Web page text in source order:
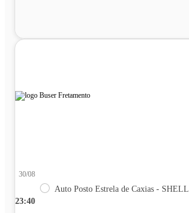
23:40
30/08
Auto Posto Estrela de Caxias - SHELL